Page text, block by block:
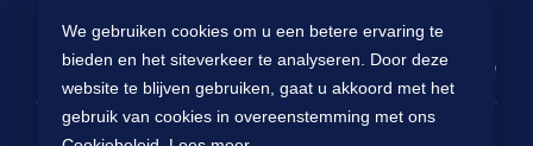
We gebruiken cookies om u een betere ervaring te
bieden en het siteverkeer te analyseren. Door deze
website te blijven gebruiken, gaat u akkoord met het
gebruik van cookies in overeenstemming met ons
Ready for
Lodewijks?